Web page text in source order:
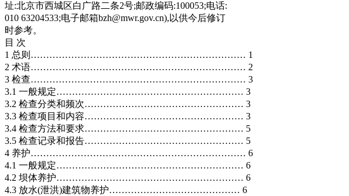
址:北京市西城区白广路二条2号;邮政编码:100053;电话:
010 63204533;电子邮箱bzh@mwr.gov.cn),以供今后修订
时参考。
目 次
1 总则…………………………………………………………… 1
2 术语…………………………………………………………… 2
3 检查…………………………………………………………… 3
3.1 一般规定…………………………………………………… 3
3.2 检查分类和频次…………………………………………… 3
3.3 检查项目和内容…………………………………………… 3
3.4 检查方法和要求…………………………………………… 5
3.5 检查记录和报告…………………………………………… 5
4 养护…………………………………………………………… 6
4.1 一般规定…………………………………………………… 6
4.2 坝体养护…………………………………………………… 6
4.3 放水(泄洪)建筑物养护…………………………………… 6